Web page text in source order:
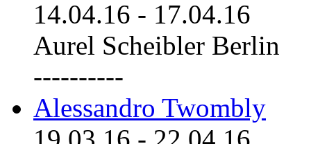
14.04.16 - 17.04.16
Aurel Scheibler Berlin
----------
Alessandro Twombly